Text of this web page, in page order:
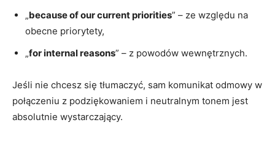
„because of our current priorities” – ze względu na
obecne priorytety,
„for internal reasons” – z powodów wewnętrznych.
Jeśli nie chcesz się tłumaczyć, sam komunikat odmowy w
połączeniu z podziękowaniem i neutralnym tonem jest
absolutnie wystarczający.